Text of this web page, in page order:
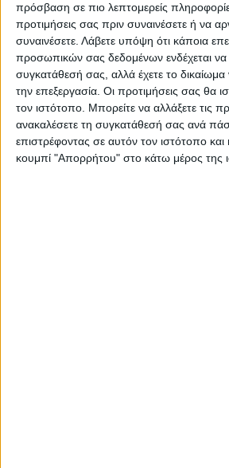
πρόσβαση σε πιο λεπτομερείς
προτιμήσεις σας πριν συναινέσετε ή να
συναινέσετε. Λάβετε υπόψη ότι κάποια
προσωπικών σας δεδομένων ενδέχεται να
συγκατάθεσή σας, αλλά έχετε το δικαίωμα
την επεξεργασία. Οι προτιμήσεις σας θα
τον ιστότοπο. Μπορείτε να αλλάξετε τις
ανακαλέσετε τη συγκατάθεσή σας ανά
επιστρέφοντας σε αυτόν τον ιστότοπο και
κουμπί "Απορρήτου" στο κάτω μέρος της
ΠΡΟΗΓΟΥΜΕΝΟ ΑΡΘΡΟ
Δήμος Καρδίτσας: Ανοιχτά
δεδομένα και πάγια
προκαταβολή των σχολείων
στη συνεδρίαση λογοδοσίας